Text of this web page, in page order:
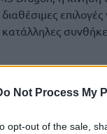
Not Process My
opt-out of the sale,
τις